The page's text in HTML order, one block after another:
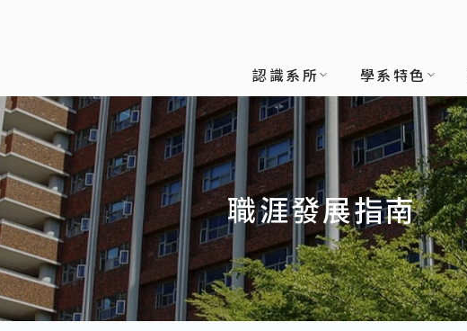
認識系所 學系特色
職涯發展指南